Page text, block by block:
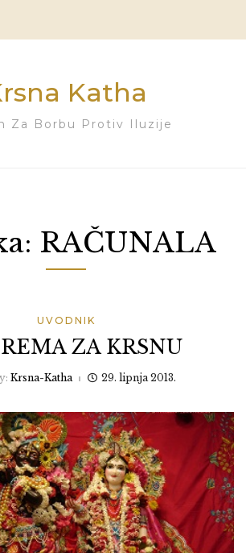
Katha
Za Borbu Protiv Iluzije
RAČUNALA
UVODNIK
ZA KRSNU
Krsna-Katha 29. lipnja 2013.